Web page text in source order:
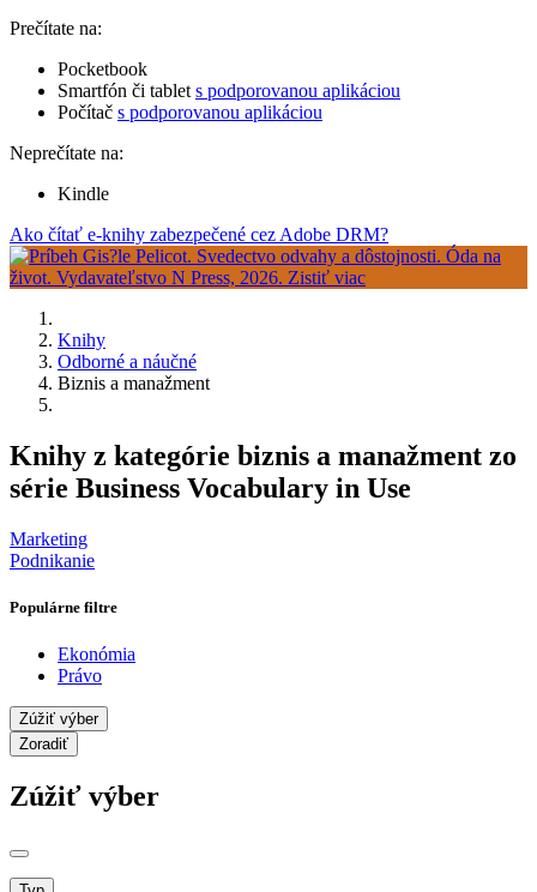
Prečítate na:
Pocketbook
Smartfón či tablet s podporovanou aplikáciou
Počítač s podporovanou aplikáciou
Neprečítate na:
Kindle
Ako čítať e-knihy zabezpečené cez Adobe DRM?
Knihy
Odborné a náučné
Biznis a manažment
Knihy z kategórie biznis a manažment zo
série Business Vocabulary in Use
Marketing
Podnikanie
Populárne filtre
Ekonómia
Právo
Zúžiť výber
Zoradiť
Zúžiť výber